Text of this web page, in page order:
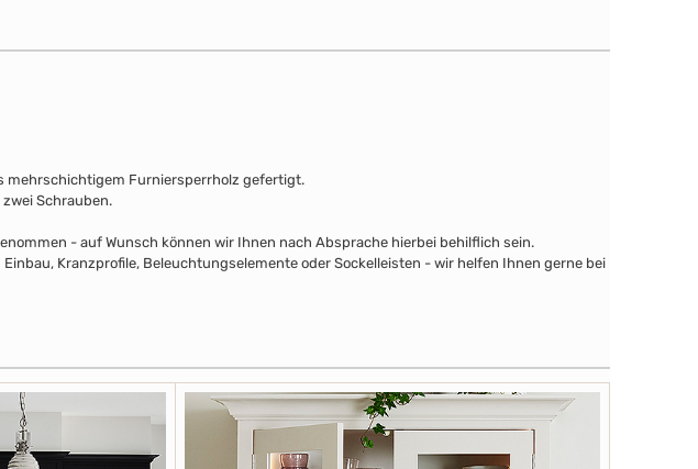
mehrschichtigem Furniersperrholz gefertigt.
Schrauben.
- auf Wunsch können wir Ihnen nach Absprache hierbei behilflich sein.
Kranzprofile, Beleuchtungselemente oder Sockelleisten - wir helfen Ihnen gerne bei